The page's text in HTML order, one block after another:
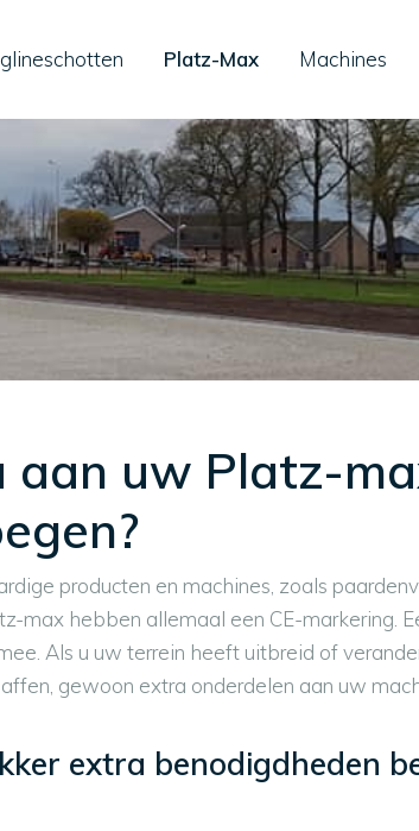
Platz-Max Machines
aan uw Platz-
producten en machines, zoals
max hebben allemaal een CE-markering.
Als u uw terrein heeft uitbreid of
gewoon extra onderdelen aan uw
extra benodigdheden